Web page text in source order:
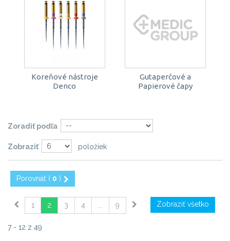
Koreňové nástroje
Denco
Gutaperčové a
Papierové čapy
Zoradiť podľa
Zobraziť položiek
Porovnať ( 0 )
Zobraziť všetko
1 2 3 4 9
7 - 12 z 49